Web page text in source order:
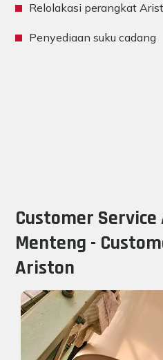
Relolakasi perangkat
Penyediaan suku cadang
Customer
Menteng -
Ariston